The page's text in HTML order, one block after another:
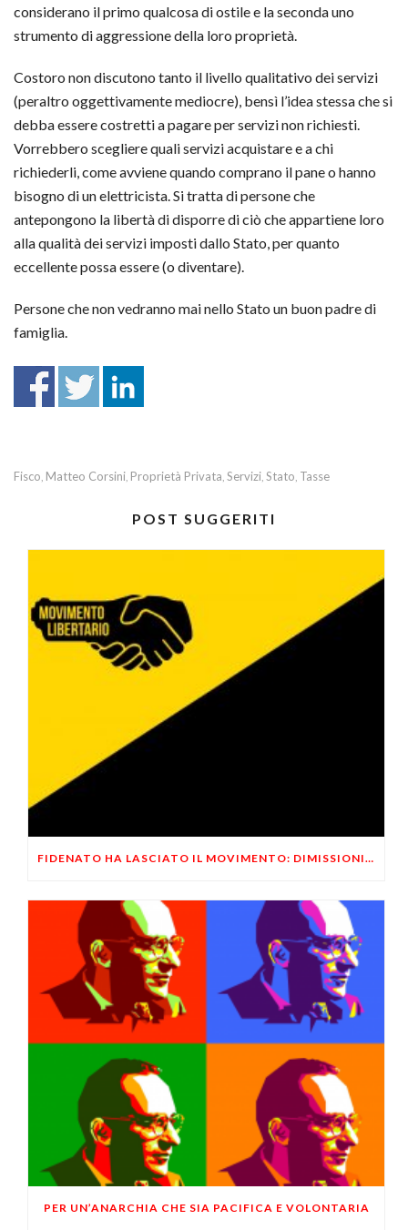
considerano il primo qualcosa di ostile e la seconda uno
strumento di aggressione della loro proprietà.
Costoro non discutono tanto il livello qualitativo dei servizi
(peraltro oggettivamente mediocre), bensì l’idea stessa che si
debba essere costretti a pagare per servizi non richiesti.
Vorrebbero scegliere quali servizi acquistare e a chi
richiederli, come avviene quando comprano il pane o hanno
bisogno di un elettricista. Si tratta di persone che
antepongono la libertà di disporre di ciò che appartiene loro
alla qualità dei servizi imposti dallo Stato, per quanto
eccellente possa essere (o diventare).
Persone che non vedranno mai nello Stato un buon padre di
famiglia.
Fisco, Matteo Corsini, Proprietà Privata, Servizi, Stato, Tasse
POST SUGGERITI
FIDENATO HA LASCIATO IL MOVIMENTO: DIMISSIONI ANNUNCIATE AD APRILE
PER UN’ANARCHIA CHE SIA PACIFICA E VOLONTARIA